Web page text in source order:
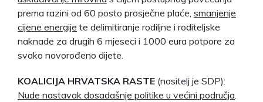
prema razini od 60 posto prosječne plaće, smanjenje
cijene energije te delimitiranje rodiljne i roditeljske
naknade za drugih 6 mjeseci i 1000 eura potpore za
svako novorođeno dijete.
KOALICIJA HRVATSKA RASTE (nositelj je SDP):
Nude nastavak dosadašnje politike u većini područja